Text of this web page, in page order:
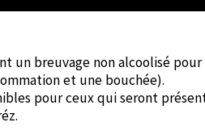
un breuvage non alcoolisé
et une bouchée).
pour ceux qui seront